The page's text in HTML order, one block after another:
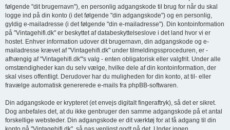
følgende "dit brugernavn"), en personlig adgangskode til brug for når du skal
logge ind på din konto (i det følgende "din adgangskode") og en personlig,
gyldig e-mailadresse (i det følgende "din e-mailadresse"). Din kontoinformation
på "Vintagehifi.dk" er beskyttet af databeskyttelseslove i det land hvor vi er
hostet. Enhver information udover dit brugernavn, din adgangskode og e-
mailadresse krævet af "Vintagehifi.dk" under tilmeldingssproceduren, er -
afhængig af "Vintagehifi.dk"'s valg - enten obligatorisk eller valgfrit. Under alle
omstændigheder kan du selv vælge, hvilke dele af din kontoinformation, der
skal vises offentligt. Derudover har du muligheden for din konto, at til- eller
fravælge automatisk genererede e-mails fra phpBB-softwaren.
Din adgangskode er krypteret (et envejs digitalt fingeraftryk), så det er sikret.
Dog anbefales det, at du ikke genbruger den samme adgangskode på et antal
forskellige websteder. Din adgangskode er dit værktøj for at få adgang til din